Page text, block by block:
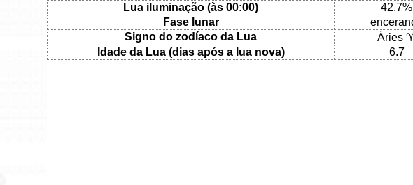
Lua iluminação (às 00:00)
42.7%
Fase lunar
Signo do zodíaco da Lua
Áries
Idade da Lua (dias após a lua nova)
6.7